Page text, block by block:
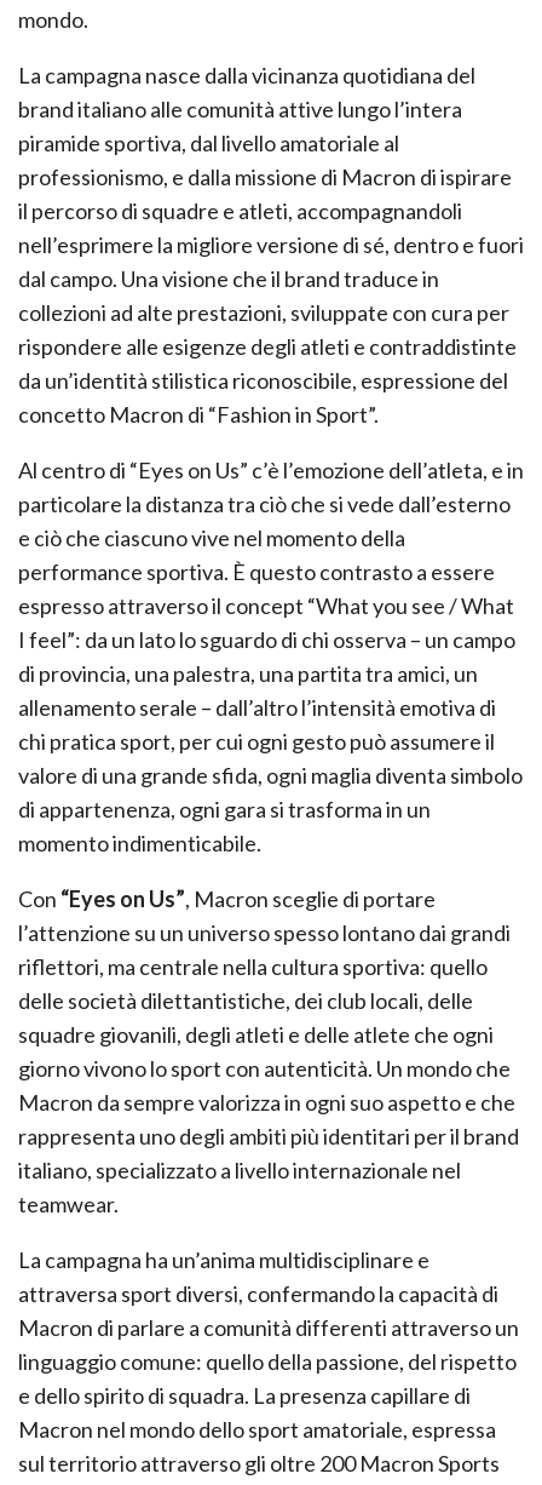
mondo.
La campagna nasce dalla vicinanza quotidiana del
brand italiano alle comunità attive lungo l’intera
piramide sportiva, dal livello amatoriale al
professionismo, e dalla missione di Macron di ispirare
il percorso di squadre e atleti, accompagnandoli
nell’esprimere la migliore versione di sé, dentro e fuori
dal campo. Una visione che il brand traduce in
collezioni ad alte prestazioni, sviluppate con cura per
rispondere alle esigenze degli atleti e contraddistinte
da un’identità stilistica riconoscibile, espressione del
concetto Macron di “Fashion in Sport”.
Al centro di “Eyes on Us” c’è l’emozione dell’atleta, e in
particolare la distanza tra ciò che si vede dall’esterno
e ciò che ciascuno vive nel momento della
performance sportiva. È questo contrasto a essere
espresso attraverso il concept “What you see / What
I feel”: da un lato lo sguardo di chi osserva – un campo
di provincia, una palestra, una partita tra amici, un
allenamento serale – dall’altro l’intensità emotiva di
chi pratica sport, per cui ogni gesto può assumere il
valore di una grande sfida, ogni maglia diventa simbolo
di appartenenza, ogni gara si trasforma in un
momento indimenticabile.
Con “Eyes on Us”, Macron sceglie di portare
l’attenzione su un universo spesso lontano dai grandi
riflettori, ma centrale nella cultura sportiva: quello
delle società dilettantistiche, dei club locali, delle
squadre giovanili, degli atleti e delle atlete che ogni
giorno vivono lo sport con autenticità. Un mondo che
Macron da sempre valorizza in ogni suo aspetto e che
rappresenta uno degli ambiti più identitari per il brand
italiano, specializzato a livello internazionale nel
teamwear.
La campagna ha un’anima multidisciplinare e
attraversa sport diversi, confermando la capacità di
Macron di parlare a comunità differenti attraverso un
linguaggio comune: quello della passione, del rispetto
e dello spirito di squadra. La presenza capillare di
Macron nel mondo dello sport amatoriale, espressa
sul territorio attraverso gli oltre 200 Macron Sports